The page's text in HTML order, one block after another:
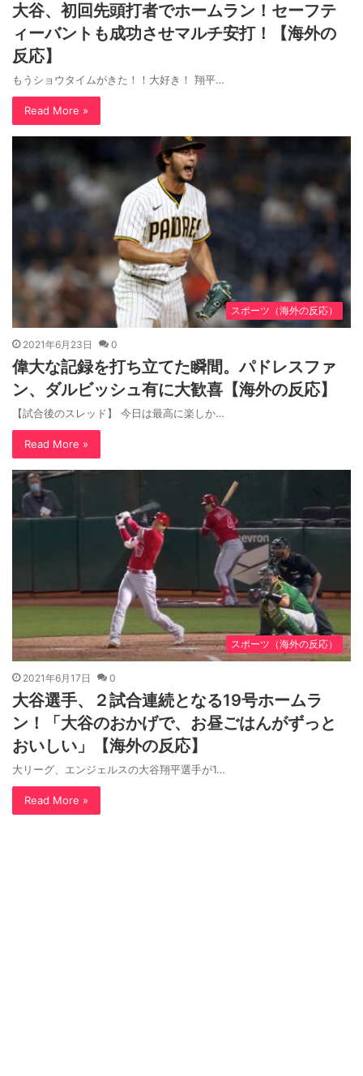
大谷、初回先頭打者でホームラン！セーフテ
ィーバントも成功させマルチ安打！【海外の
反応】
もうショウタイムがきた！！大好き！ 翔平…
Read More »
スポーツ（海外の反応）
2021年6月23日 0
偉大な記録を打ち立てた瞬間。パドレスファ
ン、ダルビッシュ有に大歓喜【海外の反応】
【試合後のスレッド】 今日は最高に楽しか…
Read More »
スポーツ（海外の反応）
2021年6月17日 0
大谷選手、２試合連続となる19号ホームラ
ン！「大谷のおかげで、お昼ごはんがずっと
おいしい」【海外の反応】
大リーグ、エンジェルスの大谷翔平選手が1…
Read More »